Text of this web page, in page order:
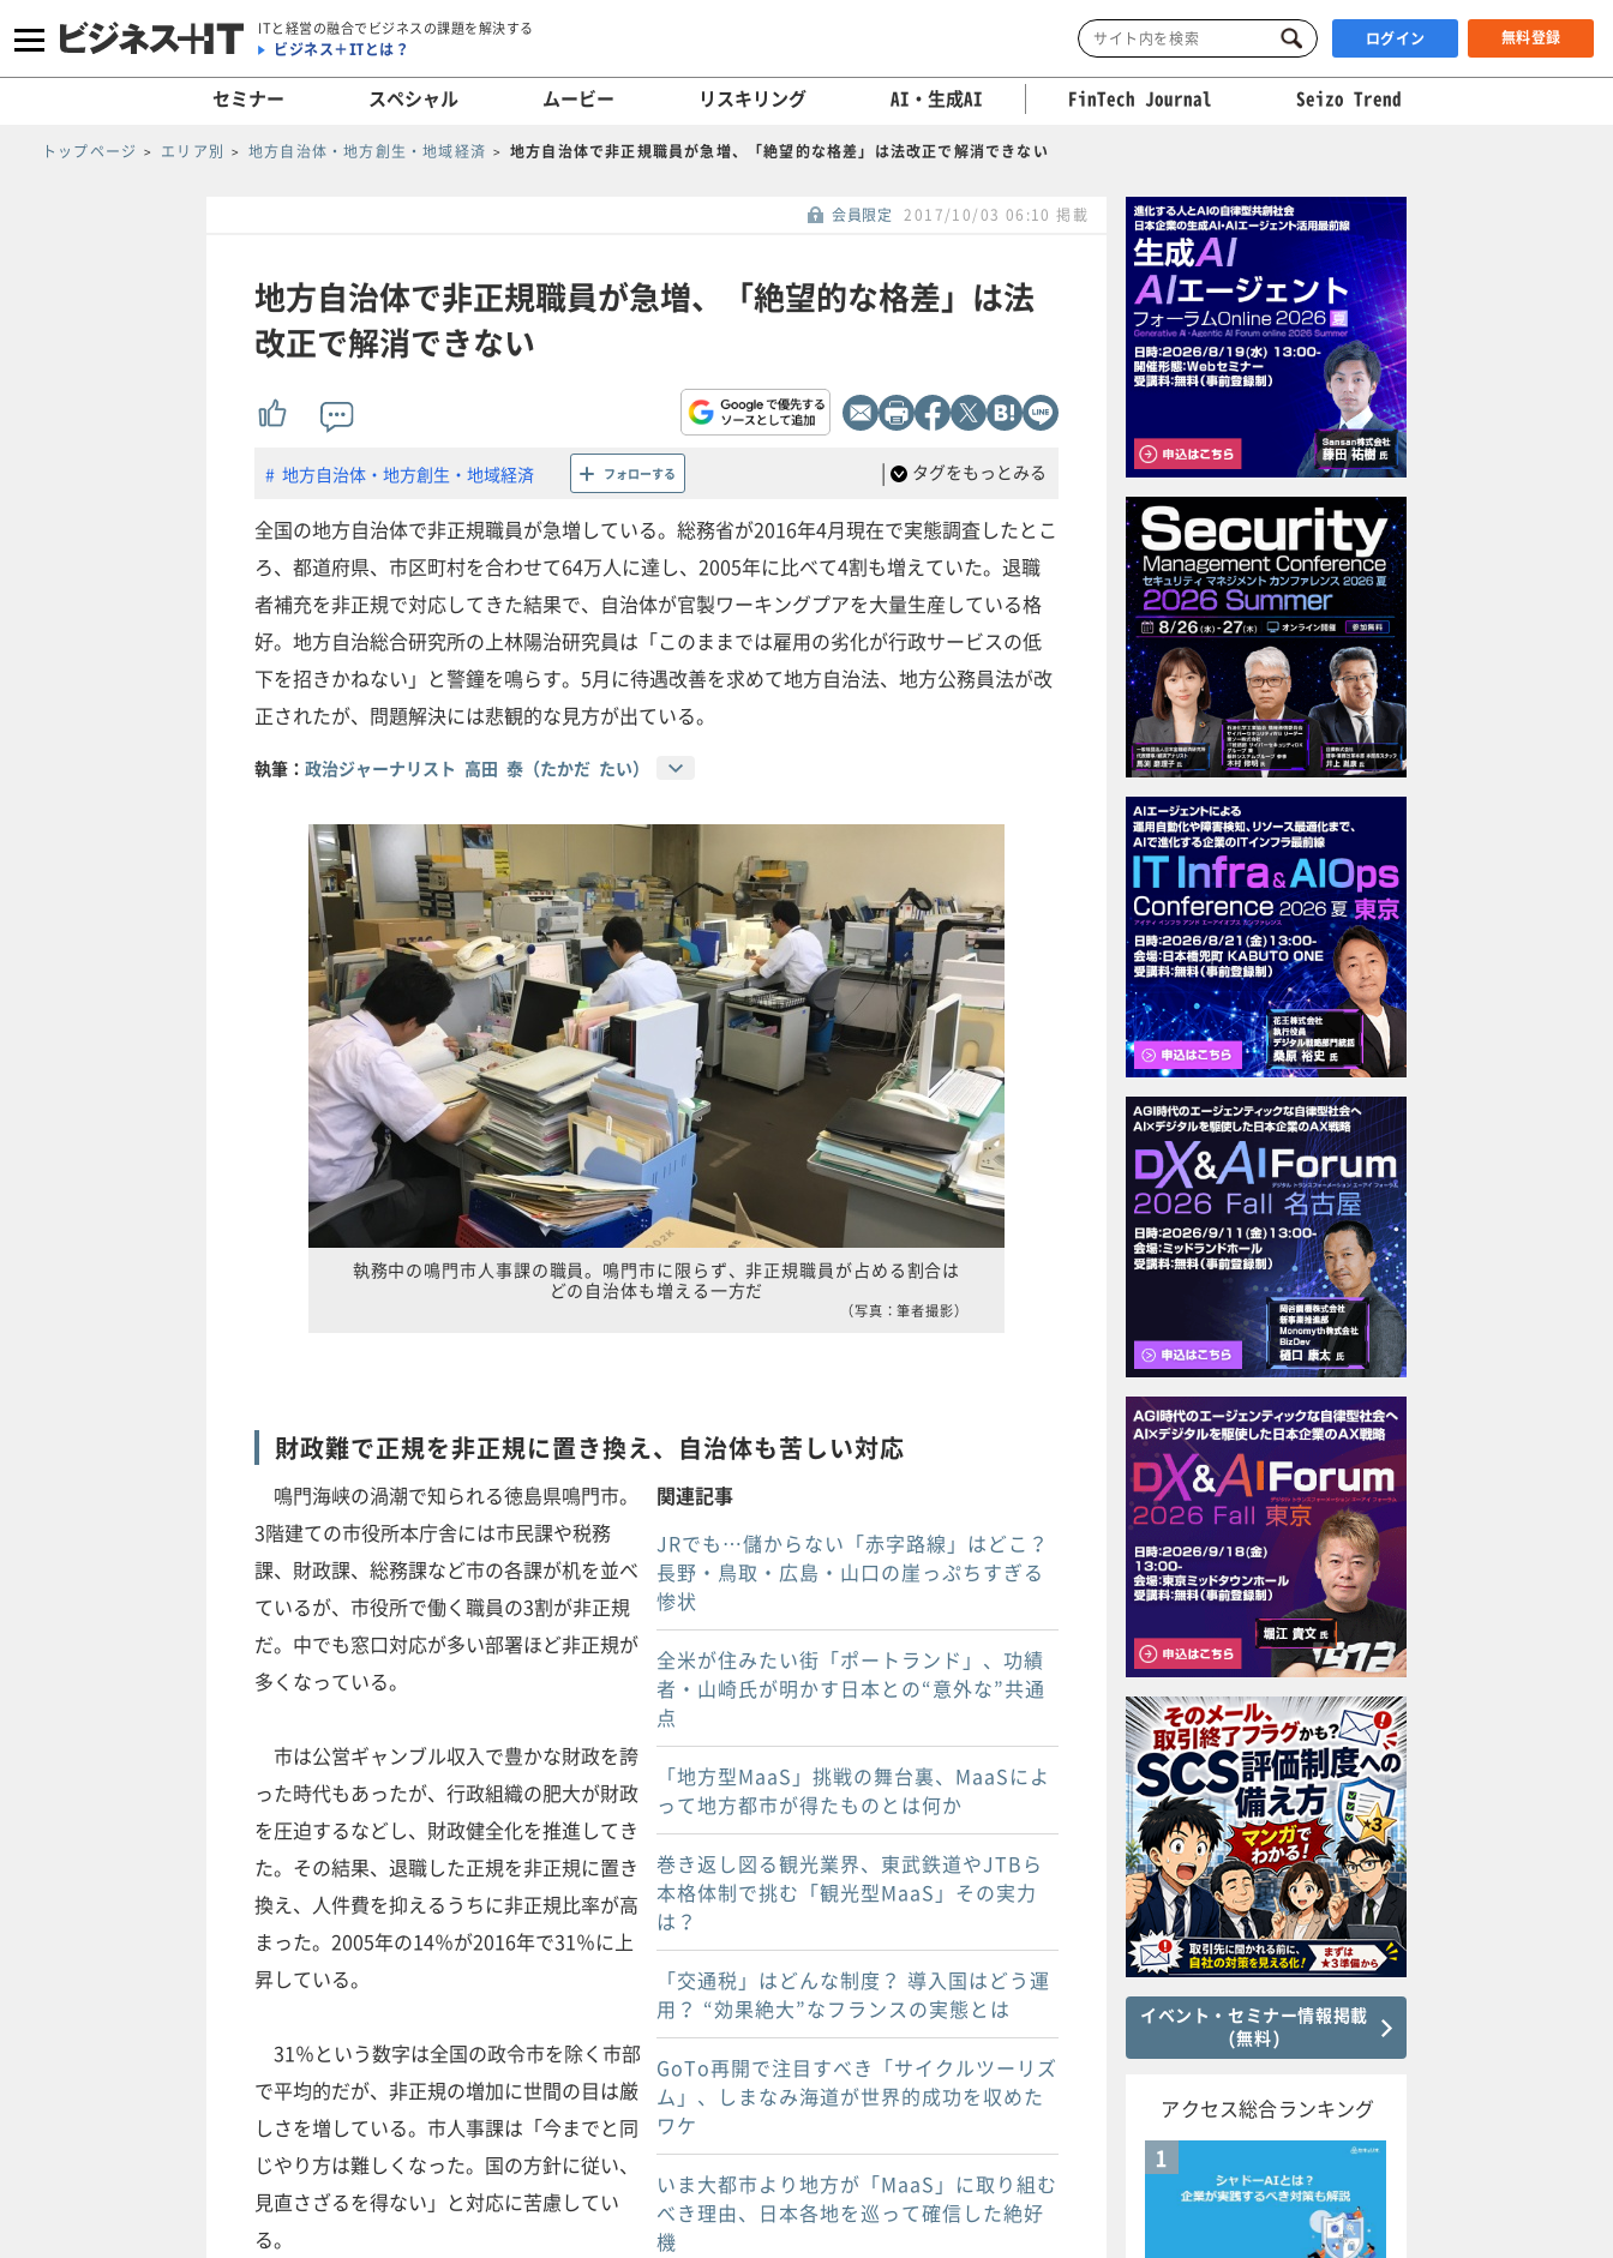
ITと経営の融合でビジネスの課題を解決する
ビジネス＋ITとは？ ログイン 無料登録
セミナー スペシャル ムービー リスキリング AI・生成AI FinTech Journal Seizo Trend
トップページ エリア別 地方自治体・地方創生・地域経済 地方自治体で非正規職員が急増、「絶望的な格差」は法改正で解消できない
会員限定 2017/10/03 06:10 掲載
地方自治体で非正規職員が急増、「絶望的な格差」は法
改正で解消できない
地方自治体・地方創生・地域経済 フォローする | タグをもっとみる
全国の地方自治体で非正規職員が急増している。総務省が2016年4月現在で実態調査したとこ
ろ、都道府県、市区町村を合わせて64万人に達し、2005年に比べて4割も増えていた。退職
者補充を非正規で対応してきた結果で、自治体が官製ワーキングプアを大量生産している格
好。地方自治総合研究所の上林陽治研究員は「このままでは雇用の劣化が行政サービスの低
下を招きかねない」と警鐘を鳴らす。5月に待遇改善を求めて地方自治法、地方公務員法が改
正されたが、問題解決には悲観的な見方が出ている。
執筆： 政治ジャーナリスト 高田 泰（たかだ たい）
執務中の鳴門市人事課の職員。鳴門市に限らず、非正規職員が占める割合は
どの自治体も増える一方だ
（写真：筆者撮影）
財政難で正規を非正規に置き換え、自治体も苦しい対応
関連記事
JRでも…儲からない「赤字路線」はどこ？
長野・鳥取・広島・山口の崖っぷちすぎる
惨状
全米が住みたい街「ポートランド」、功績
者・山崎氏が明かす日本との“意外な”共通
点
「地方型MaaS」挑戦の舞台裏、MaaSによ
って地方都市が得たものとは何か
巻き返し図る観光業界、東武鉄道やJTBら
本格体制で挑む「観光型MaaS」その実力
は？
「交通税」はどんな制度？ 導入国はどう運
用？ “効果絶大”なフランスの実態とは
GoTo再開で注目すべき「サイクルツーリズ
ム」、しまなみ海道が世界的成功を収めた
ワケ
いま大都市より地方が「MaaS」に取り組む
べき理由、日本各地を巡って確信した絶好
機
鳴門海峡の渦潮で知られる徳島県鳴門市。
3階建ての市役所本庁舎には市民課や税務
課、財政課、総務課など市の各課が机を並べ
ているが、市役所で働く職員の3割が非正規
だ。中でも窓口対応が多い部署ほど非正規が
多くなっている。
市は公営ギャンブル収入で豊かな財政を誇
った時代もあったが、行政組織の肥大が財政
を圧迫するなどし、財政健全化を推進してき
た。その結果、退職した正規を非正規に置き
換え、人件費を抑えるうちに非正規比率が高
まった。2005年の14％が2016年で31％に上
昇している。
31％という数字は全国の政令市を除く市部
で平均的だが、非正規の増加に世間の目は厳
しさを増している。市人事課は「今までと同
じやり方は難しくなった。国の方針に従い、
見直さざるを得ない」と対応に苦慮してい
る。
イベント・セミナー情報掲載
(無料)
アクセス総合ランキング
1